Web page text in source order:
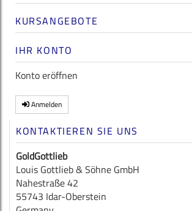
KURSANGEBOTE
IHR KONTO
Konto eröffnen
Anmelden
KONTAKTIEREN SIE UNS
GoldGottlieb
Louis Gottlieb & Söhne GmbH
Nahestraße 42
55743 Idar-Oberstein